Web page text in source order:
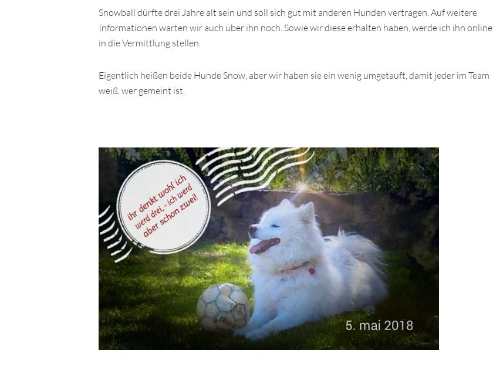
Snowball dürfte drei Jahre alt sein und soll sich gut mit anderen Hunden vertragen. Auf weitere
Informationen warten wir auch über ihn noch. Sowie wir diese erhalten haben, werde ich ihn online
in die Vermittlung stellen.
Eigentlich heißen beide Hunde Snow, aber wir haben sie ein wenig umgetauft, damit jeder im Team
weiß, wer gemeint ist.